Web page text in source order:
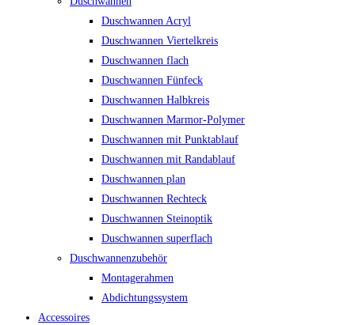
Duschwannen Acryl
Duschwannen Viertelkreis
Duschwannen flach
Duschwannen Fünfeck
Duschwannen Halbkreis
Duschwannen Marmor-Polymer
Duschwannen mit Punktablauf
Duschwannen mit Randablauf
Duschwannen plan
Duschwannen Rechteck
Duschwannen Steinoptik
Duschwannen superflach
Duschwannenzubehör
Montagerahmen
Abdichtungssystem
Accessoires